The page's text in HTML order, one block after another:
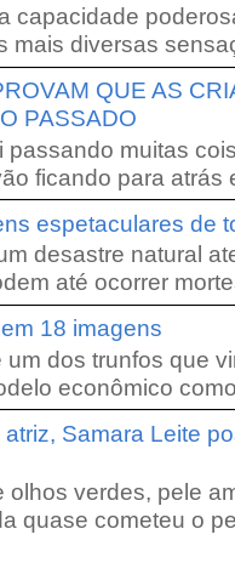
capacidade
mais diversas
QUE AS
PASSADO
passando muitas
ficando para atrás
espetaculares de
desastre natural
até ocorrer
18 imagens
dos trunfos que
econômico
Samara Leite
olhos verdes, pele
quase cometeu o